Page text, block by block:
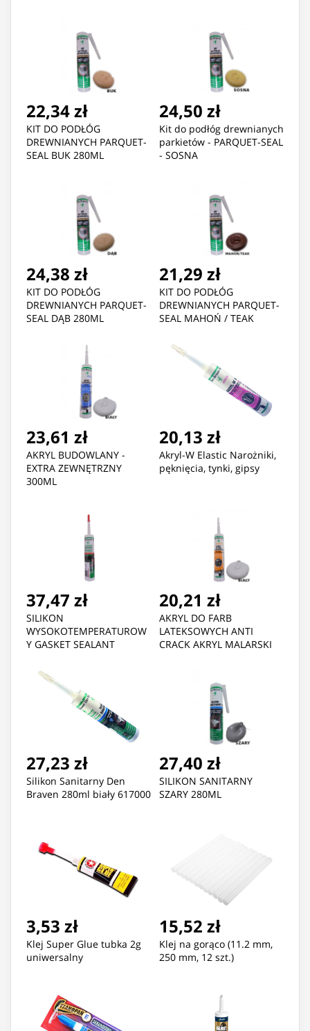
22,34 zł
KIT DO PODŁÓG
DREWNIANYCH PARQUET-
SEAL BUK 280ML
24,50 zł
Kit do podłóg drewnianych
parkietów - PARQUET-SEAL
- SOSNA
24,38 zł
KIT DO PODŁÓG
DREWNIANYCH PARQUET-
SEAL DĄB 280ML
21,29 zł
KIT DO PODŁÓG
DREWNIANYCH PARQUET-
SEAL MAHOŃ / TEAK
23,61 zł
AKRYL BUDOWLANY -
EXTRA ZEWNĘTRZNY
300ML
20,13 zł
Akryl-W Elastic Narożniki,
pęknięcia, tynki, gipsy
37,47 zł
SILIKON
WYSOKOTEMPERATUROW
Y GASKET SEALANT
20,21 zł
AKRYL DO FARB
LATEKSOWYCH ANTI
CRACK AKRYL MALARSKI
27,23 zł
Silikon Sanitarny Den
Braven 280ml biały 617000
27,40 zł
SILIKON SANITARNY
SZARY 280ML
3,53 zł
Klej Super Glue tubka 2g
uniwersalny
15,52 zł
Klej na gorąco (11.2 mm,
250 mm, 12 szt.)